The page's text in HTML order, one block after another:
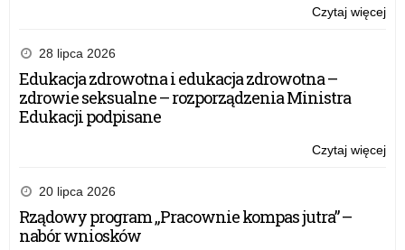
Czytaj więcej
28 lipca 2026
Edukacja zdrowotna i edukacja zdrowotna –
zdrowie seksualne – rozporządzenia Ministra
Edukacji podpisane
Czytaj więcej
20 lipca 2026
Rządowy program „Pracownie kompas jutra” –
nabór wniosków